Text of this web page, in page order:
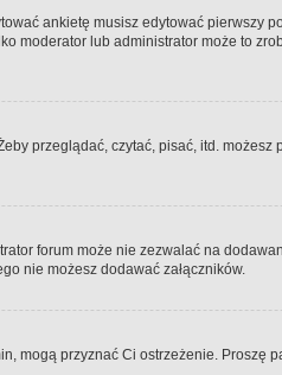
ankietę musisz edytować pierwszy
moderator lub administrator może to
przeglądać, czytać, pisać, itd.
forum może nie zezwalać na
nie możesz dodawać załączników.
mogą przyznać Ci ostrzeżenie.